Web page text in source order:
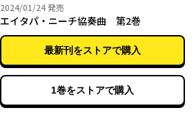
2024/01/242024年01月24日
発売
エイタパ・ニーチ協奏曲 第2巻
最新刊をストアで購入
1巻をストアで購入